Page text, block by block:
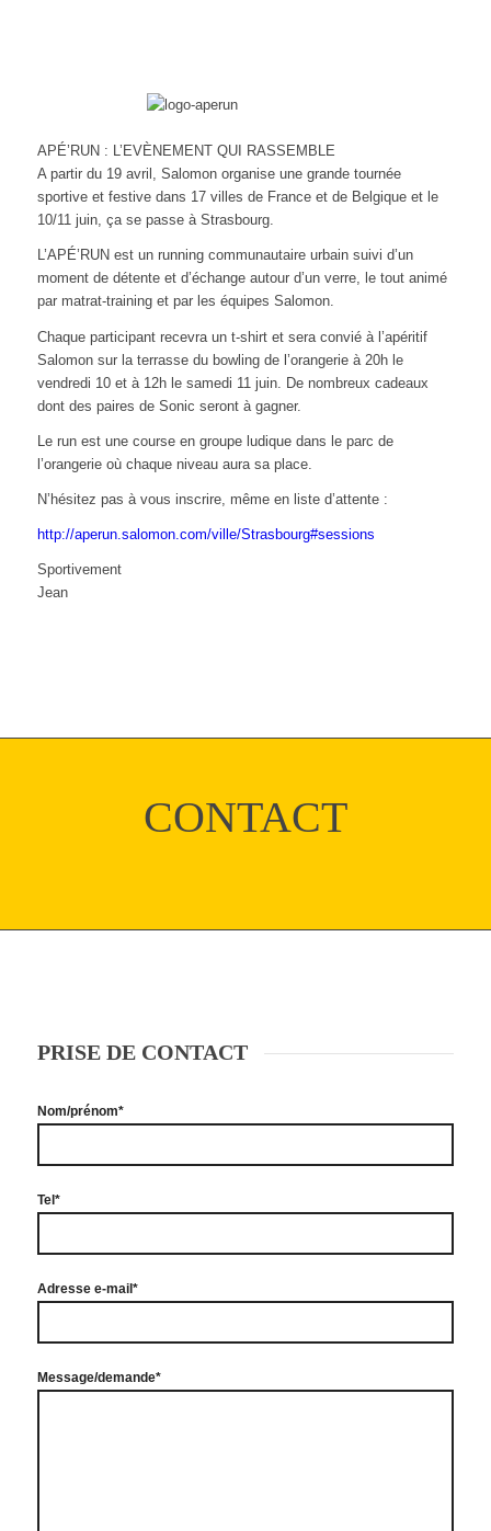
APÉ’RUN : L’EVÈNEMENT QUI RASSEMBLE
A partir du 19 avril, Salomon organise une grande tournée
sportive et festive dans 17 villes de France et de Belgique et le
10/11 juin, ça se passe à Strasbourg.
L’APÉ’RUN est un running communautaire urbain suivi d’un
moment de détente et d’échange autour d’un verre, le tout animé
par matrat-training et par les équipes Salomon.
Chaque participant recevra un t-shirt et sera convié à l’apéritif
Salomon sur la terrasse du bowling de l’orangerie à 20h le
vendredi 10 et à 12h le samedi 11 juin. De nombreux cadeaux
dont des paires de Sonic seront à gagner.
Le run est une course en groupe ludique dans le parc de
l’orangerie où chaque niveau aura sa place.
N’hésitez pas à vous inscrire, même en liste d’attente :
http://aperun.salomon.com/ville/Strasbourg#sessions
Sportivement
Jean
CONTACT
PRISE DE CONTACT
Nom/prénom*
Tel*
Adresse e-mail*
Message/demande*